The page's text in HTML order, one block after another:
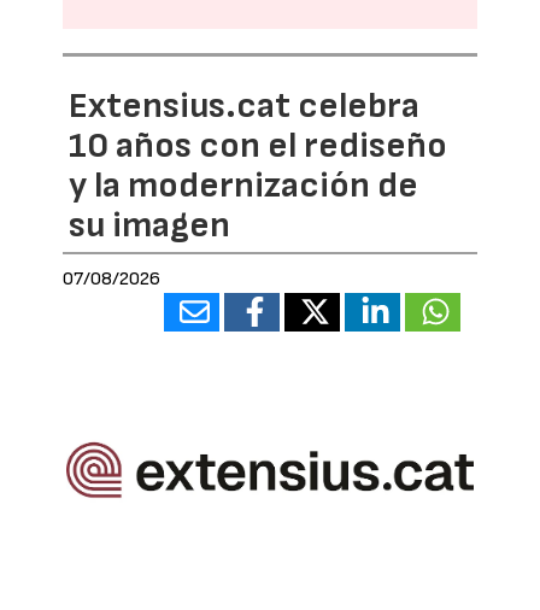
Extensius.cat celebra
10 años con el rediseño
y la modernización de
su imagen
07/08/2026